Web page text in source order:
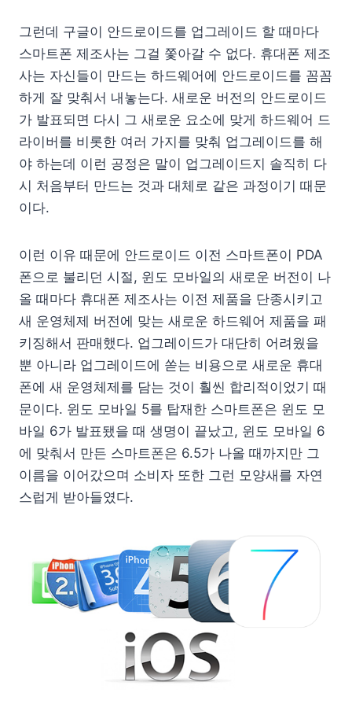
그런데 구글이 안드로이드를 업그레이드 할 때마다
스마트폰 제조사는 그걸 쫓아갈 수 없다. 휴대폰 제조
사는 자신들이 만드는 하드웨어에 안드로이드를 꼼꼼
하게 잘 맞춰서 내놓는다. 새로운 버전의 안드로이드
가 발표되면 다시 그 새로운 요소에 맞게 하드웨어 드
라이버를 비롯한 여러 가지를 맞춰 업그레이드를 해
야 하는데 이런 공정은 말이 업그레이드지 솔직히 다
시 처음부터 만드는 것과 대체로 같은 과정이기 때문
이다.
이런 이유 때문에 안드로이드 이전 스마트폰이 PDA
폰으로 불리던 시절, 윈도 모바일의 새로운 버전이 나
올 때마다 휴대폰 제조사는 이전 제품을 단종시키고
새 운영체제 버전에 맞는 새로운 하드웨어 제품을 패
키징해서 판매했다. 업그레이드가 대단히 어려웠을
뿐 아니라 업그레이드에 쏟는 비용으로 새로운 휴대
폰에 새 운영체제를 담는 것이 훨씬 합리적이었기 때
문이다. 윈도 모바일 5를 탑재한 스마트폰은 윈도 모
바일 6가 발표됐을 때 생명이 끝났고, 윈도 모바일 6
에 맞춰서 만든 스마트폰은 6.5가 나올 때까지만 그
이름을 이어갔으며 소비자 또한 그런 모양새를 자연
스럽게 받아들였다.